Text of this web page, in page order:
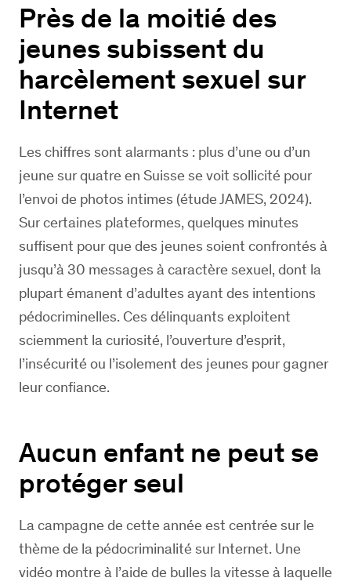
Près de la moitié des
jeunes subissent du
harcèlement sexuel sur
Internet
Les chiffres sont alarmants : plus d’une ou d’un
jeune sur quatre en Suisse se voit sollicité pour
l’envoi de photos intimes (étude JAMES, 2024).
Sur certaines plateformes, quelques minutes
suffisent pour que des jeunes soient confrontés à
jusqu’à 30 messages à caractère sexuel, dont la
plupart émanent d’adultes ayant des intentions
pédocriminelles. Ces délinquants exploitent
sciemment la curiosité, l’ouverture d’esprit,
l’insécurité ou l’isolement des jeunes pour gagner
leur confiance.
Aucun enfant ne peut se
protéger seul
La campagne de cette année est centrée sur le
thème de la pédocriminalité sur Internet. Une
vidéo montre à l’aide de bulles la vitesse à laquelle